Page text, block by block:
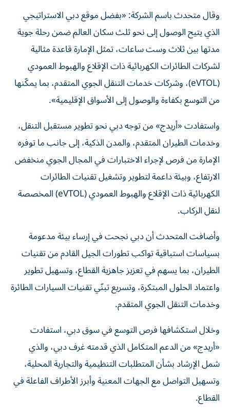
وقال متحدث باسم الشركة: «بفضل موقع دبي الاستراتيجي
الذي يتيح الوصول إلى نحو ثلث سكان العالم ضمن رحلة جوية
مدتها بين ثلاث وست ساعات، تمثل الإمارة قاعدة مثالية
لشركات الطائرات الكهربائية ذات الإقلاع والهبوط العمودي
(eVTOL)، وشركات خدمات التنقل الجوي المتقدم، بما يمكّنها
من التوسع بكفاءة والوصول إلى الأسواق الإقليمية».
واستفادت «أريدج» من توجه دبي نحو تطوير مستقبل التنقل،
وخدمات الطيران المتقدم، والمدن الذكية، إلى جانب ما توفره
الإمارة من فرص لإجراء الاختبارات في المجال الجوي منخفض
الارتفاع، وبيئة داعمة لتطوير وتشغيل تقنيات الطائرات
الكهربائية ذات الإقلاع والهبوط العمودي (eVTOL) المخصصة
لنقل الركاب.
وأضافت المتحدث أن دبي نجحت في إرساء بيئة مدعومة
بسياسات استباقية تواكب تطورات الجيل القادم من تقنيات
الطيران، بما يسهم في تعزيز جاهزية القطاع، وتسهيل تطوير
واعتماد الحلول المبتكرة، وتسريع تبنّي تقنيات السيارات الطائرة
وخدمات التنقل الجوي المتقدم.
وخلال استكشافها فرص التوسع في سوق دبي، استفادت
«أريدج» من الدعم المتكامل الذي قدمته غرف دبي، والذي
شمل الإرشاد بشأن المتطلبات التنظيمية والتجارية المحلية،
وتسهيل التواصل مع الجهات المعنية وأبرز الأطراف الفاعلة في
القطاع.